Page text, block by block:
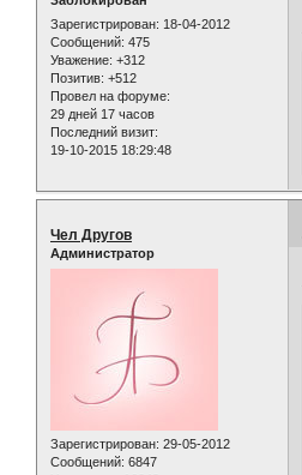
Зарегистрирован: 18-04-2012
Сообщений: 475
Уважение: +312
Позитив: +512
Провел на форуме:
29 дней 17 часов
Последний визит:
19-10-2015 18:29:48
Чел Другов
Администратор
Зарегистрирован: 29-05-2012
Сообщений: 6847